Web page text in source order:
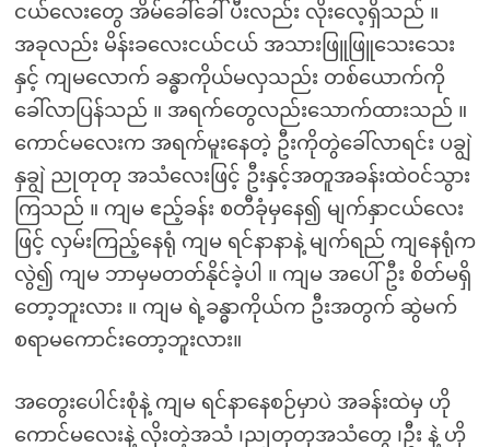
ငယ်လေးတွေ အိမ်ခေါ်ခေါ် ပီးလည်း လိုးလေ့ရှိသည် ။
အခုလည်း မိန်းခလေးငယ်ငယ် အသားဖြူဖြူသေးသေး
နှင့် ကျမလောက် ခန္ဓာကိုယ်မလှသည်း တစ်ယောက်ကို
ခေါ်လာပြန်သည် ။ အရက်တွေလည်းသောက်ထားသည် ။
ကောင်မလေးက အရက်မူးနေတဲ့ ဦးကိုတွဲခေါ်လာရင်း ပချွဲ
နှချွဲ ညုတုတု အသံလေးဖြင့် ဦးနှင့်အတူအခန်းထဲဝင်သွား
ကြသည် ။ ကျမ ဧည့်ခန်း စတီခုံမှနေ၍ မျက်နှာငယ်လေး
ဖြင့် လှမ်းကြည့်နေရုံ ကျမ ရင်နာနာနဲ့ မျက်ရည် ကျနေရုံက
လွဲ၍ ကျမ ဘာမှမတတ်နိုင်ခဲ့ပါ ။ ကျမ အပေါ် ဦး စိတ်မရှိ
တော့ဘူးလား ။ ကျမ ရဲ့ခန္ဓာကိုယ်က ဦးအတွက် ဆွဲမက်
စရာ‌မကောင်းတော့ဘူးလား။
အ‌တွေးပေါင်းစုံနဲ့ ကျမ ရင်နာနေစဉ်မှာပဲ အခန်းထဲမှ ဟို
ကောင်မလေးနဲ့ လိုးတဲ့အသံ ၊ညုတုတုအသံတွေ ၊ဦး နဲ့ ဟို